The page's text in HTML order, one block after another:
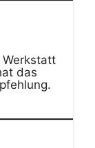
das